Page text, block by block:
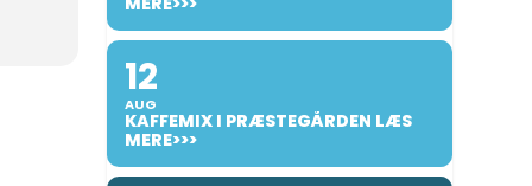
12
AUG
KAFFEMIX I PRÆSTEGÅRDEN LÆS
MERE>>>